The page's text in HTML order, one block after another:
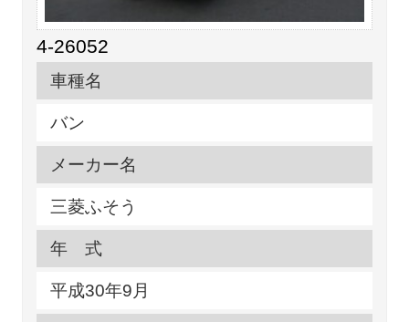
4-26052
車種名
バン
メーカー名
三菱ふそう
年 式
平成30年9月